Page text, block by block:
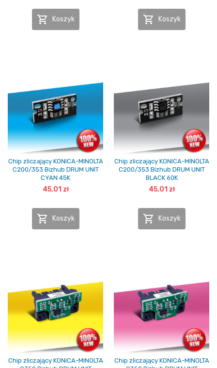
 Koszyk  Koszyk
Chip zliczający KONICA-MINOLTA
C200/353 Bizhub DRUM UNIT
CYAN 45K
45,01 zł
 Koszyk
Chip zliczający KONICA-MINOLTA
C200/353 Bizhub DRUM UNIT
BLACK 60K
45,01 zł
 Koszyk
Chip zliczający KONICA-MINOLTA
Chip zliczający KONICA-MINOLTA